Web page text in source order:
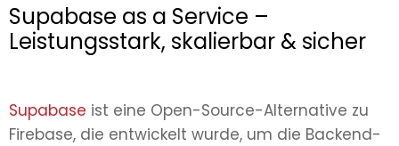
Supabase as a Service –
Leistungsstark, skalierbar & sicher
Supabase ist eine Open-Source-Alternative zu
Firebase, die entwickelt wurde, um die Backend-